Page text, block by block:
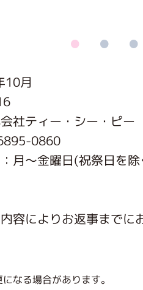
10月
社ティー・シー・ピー
0860
月〜金曜日(祝祭日を
容によりお返事までに
なる場合があります。
家庭科部